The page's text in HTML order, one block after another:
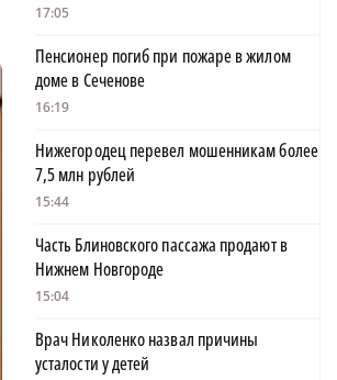
17:05
Пенсионер погиб при пожаре в жилом
доме в Сеченове
16:19
Нижегородец перевел мошенникам более
7,5 млн рублей
15:44
Часть Блиновского пассажа продают в
Нижнем Новгороде
15:04
Врач Николенко назвал причины
усталости у детей